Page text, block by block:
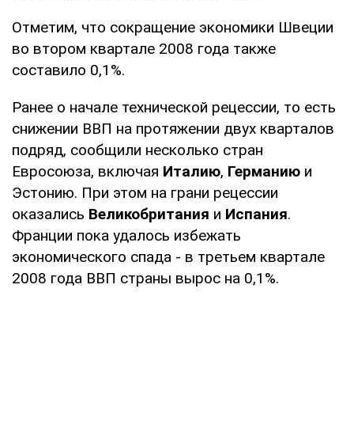
Отметим, что сокращение экономики Швеции
во втором квартале 2008 года также
составило 0,1%.
Ранее о начале технической рецессии, то есть
снижении ВВП на протяжении двух кварталов
подряд, сообщили несколько стран
Евросоюза, включая Италию, Германию и
Эстонию. При этом на грани рецессии
оказались Великобритания и Испания.
Франции пока удалось избежать
экономического спада - в третьем квартале
2008 года ВВП страны вырос на 0,1%.